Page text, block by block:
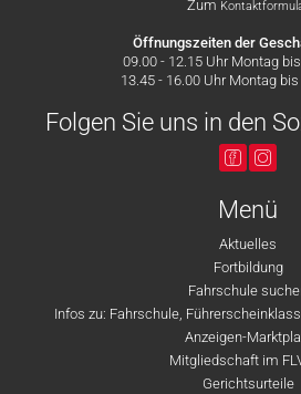
Zum
Öffnungszeiten der
09.00 - 12.15 Uhr Montag
13.45 - 16.00 Uhr Montag
Folgen Sie uns in den
Menü
Aktuelles
Fortbildung
Fahrschule
Infos zu: Fahrschule,
Anzeigen-
Mitgliedschaft im
Gerichtsurteile